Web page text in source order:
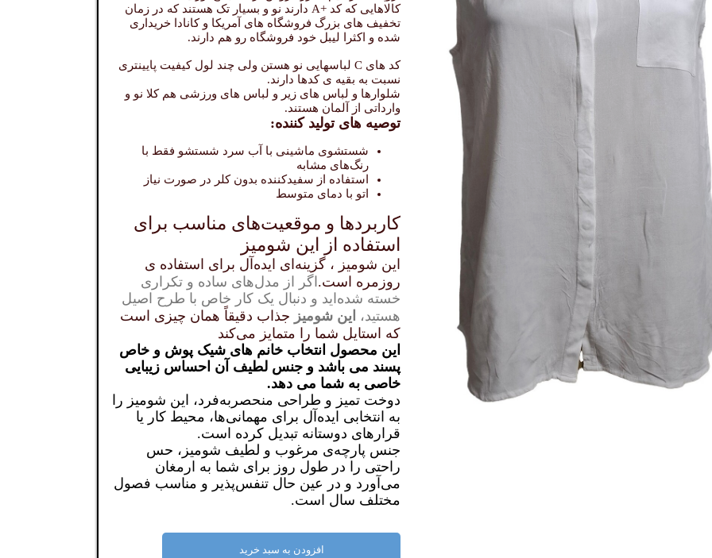
کالاهایی که کد +A دارند نو و بسیار تک هستند که در زمان
تخفیف های بزرگ فروشگاه های آمریکا و کانادا خریداری
شده و اکثرا لیبل خود فروشگاه رو هم دارند.
کد های C لباسهایی نو هستن ولی چند لول کیفیت پایینتری
نسبت به بقیه ی کدها دارند.
شلوارها و لباس های زیر و لباس های ورزشی هم کلا نو و
وارداتی از آلمان هستند.
توصیه های تولید کننده:
شستشوی ماشینی با آب سرد شستشو فقط با
رنگ‌های مشابه
استفاده از سفیدکننده بدون کلر در صورت نیاز
اتو با دمای متوسط
کاربردها و موقعیت‌های مناسب برای
استفاده از این شومیز
این شومیز ، گزینه‌ای ایده‌آل برای استفاده ی
روزمره است. اگر از مدل‌های ساده و تکراری
خسته شده‌اید و دنبال یک کار خاص با طرح‌ اصیل
هستید، این شومیز جذاب دقیقاً همان چیزی است
که استایل شما را متمایز می‌کند
این محصول انتخاب خانم های شیک پوش و خاص
پسند می باشد و جنس لطیف آن احساس زیبایی
خاصی به شما می دهد.
دوخت تمیز و طراحی منحصر‌به‌فرد، این شومیز را
به انتخابی ایده‌آل برای مهمانی‌ها، محیط کار یا
قرارهای دوستانه تبدیل کرده است.
جنس پارچه‌ی مرغوب و لطیف شومیز، حس
راحتی را در طول روز برای شما به ارمغان
می‌آورد و در عین حال تنفس‌پذیر و مناسب فصول
مختلف سال است.
افزودن به سبد خرید
شومیز سارافون تاپ زنانه مجلسی مدل کمر دار رنگ زرشکی (استوک)
۵۴۸,۹۰۰ تومان
افزودن به سبد خرید افزودن به سبد خرید خرید
آستین کوتاه زنانه مجلسی استر دار رنگ سفید ویسکوز پلی استر برند ZARA کد AA37
۷۵۹,۷۱۶ تومان
شومیز زنانه مجلسی جنس کشی رنگ سفید ظریف برند اصلی esprit وارداتیA109
۶۵۸,۹۰۰ تومان